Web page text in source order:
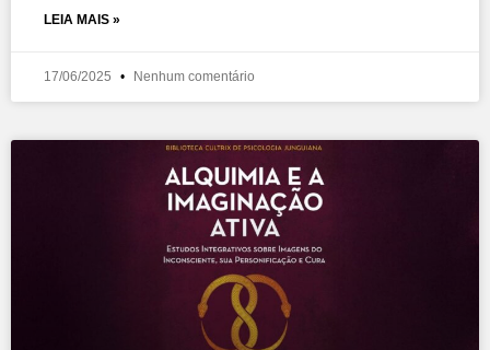
LEIA MAIS »
17/06/2025 Nenhum comentário